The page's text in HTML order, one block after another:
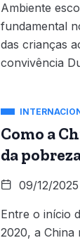
Ambiente
fundamental
das crianças
convivência
Como a
da
09/12/2025
Entre o início
2020, a China